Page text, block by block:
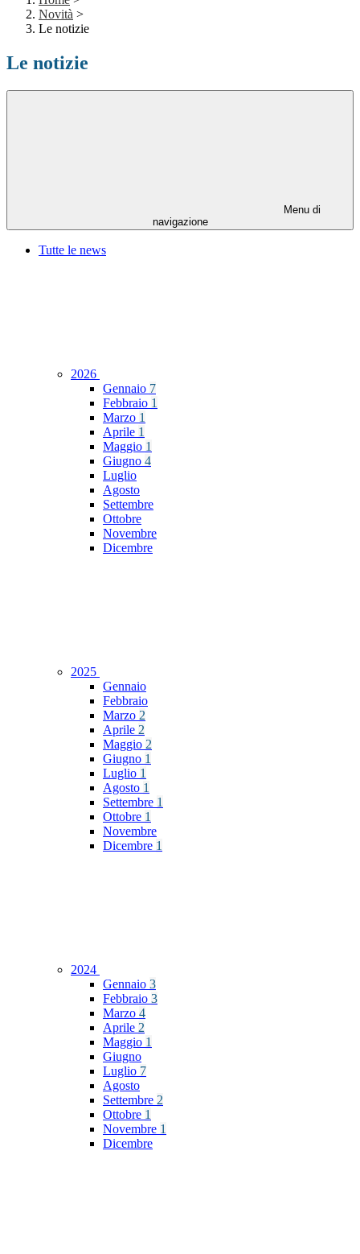
Novità >
Le notizie
Le notizie
Menu di
navigazione
Tutte le news
2026
Gennaio 7
Febbraio 1
Marzo 1
Aprile 1
Maggio 1
Giugno 4
Luglio
Agosto
Settembre
Ottobre
Novembre
Dicembre
2025
Gennaio
Febbraio
Marzo 2
Aprile 2
Maggio 2
Giugno 1
Luglio 1
Agosto 1
Settembre 1
Ottobre 1
Novembre
Dicembre 1
2024
Gennaio 3
Febbraio 3
Marzo 4
Aprile 2
Maggio 1
Giugno
Luglio 7
Agosto
Settembre 2
Ottobre 1
Novembre 1
Dicembre